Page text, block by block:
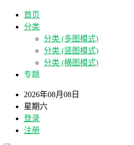
首页
分类
分类 (多图模式)
分类 (竖图模式)
分类 (横图模式)
专题
2026年08月08日
星期六
登录
注册